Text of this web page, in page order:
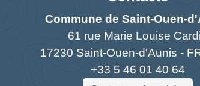
Commune de Saint-Ouen-
61 rue Marie Louise
17230 Saint-Ouen-d'Aunis -
+33 5 46 01 40 64